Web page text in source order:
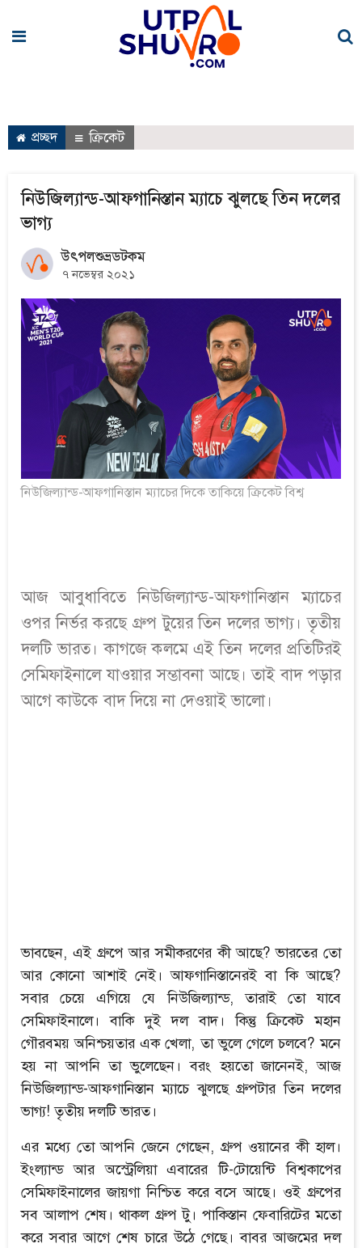
প্রচ্ছদ ক্রিকেট
নিউজিল্যান্ড-আফগানিস্তান ম্যাচে ঝুলছে তিন দলের
ভাগ্য
উৎপলশুভ্রডটকম
৭ নভেম্বর ২০২১
নিউজিল্যান্ড-আফগানিস্তান ম্যাচের দিকে তাকিয়ে ক্রিকেট বিশ্ব
আজ আবুধাবিতে নিউজিল্যান্ড-আফগানিস্তান ম্যাচের
ওপর নির্ভর করছে গ্রুপ টুয়ের তিন দলের ভাগ্য। তৃতীয়
দলটি ভারত। কাগজে কলমে এই তিন দলের প্রতিটিরই
সেমিফাইনালে যাওয়ার সম্ভাবনা আছে। তাই বাদ পড়ার
আগে কাউকে বাদ দিয়ে না দেওয়াই ভালো।
ভাবছেন, এই গ্রুপে আর সমীকরণের কী আছে? ভারতের তো
আর কোনো আশাই নেই। আফগানিস্তানেরই বা কি আছে?
সবার চেয়ে এগিয়ে যে নিউজিল্যান্ড, তারাই তো যাবে
সেমিফাইনালে। বাকি দুই দল বাদ। কিন্তু ক্রিকেট মহান
গৌরবময় অনিশ্চয়তার এক খেলা, তা ভুলে গেলে চলবে? মনে
হয় না আপনি তা ভুলেছেন। বরং হয়তো জানেনই, আজ
নিউজিল্যান্ড-আফগানিস্তান ম্যাচে ঝুলছে গ্রুপটার তিন দলের
ভাগ্য! তৃতীয় দলটি ভারত।
এর মধ্যে তো আপনি জেনে গেছেন, গ্রুপ ওয়ানের কী হাল।
ইংল্যান্ড আর অস্ট্রেলিয়া এবারের টি-টোয়েন্টি বিশ্বকাপের
সেমিফাইনালের জায়গা নিশ্চিত করে বসে আছে। ওই গ্রুপের
সব আলাপ শেষ। থাকল গ্রুপ টু। পাকিস্তান ফেবারিটের মতো
করে সবার আগে শেষ চারে উঠে গেছে। বাবর আজমের দল